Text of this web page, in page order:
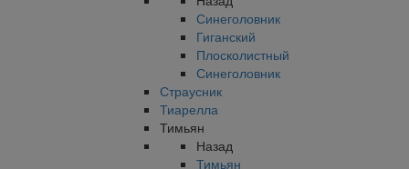
Синеголовник
Гиганский
Плосколистный
Синеголовник
Страусник
Тиарелла
Тимьян
Назад
Тимьян